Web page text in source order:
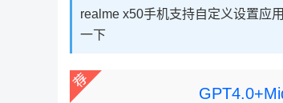
realme x50手机支持自定义设置应
一下